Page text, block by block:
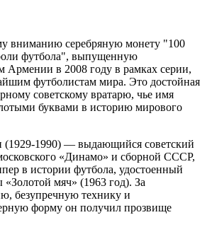
вниманию серебряную монету "100
футбола", выпущенную
Армении в 2008 году в рамках серии,
футболистам мира. Это достойная
советскому вратарю, чье имя
буквами в историю мирового
1990) — выдающийся советский
«Динамо» и сборной СССР,
в истории футбола, удостоенный
мяч» (1963 год). За
безупречную технику и
форму он получил прозвище